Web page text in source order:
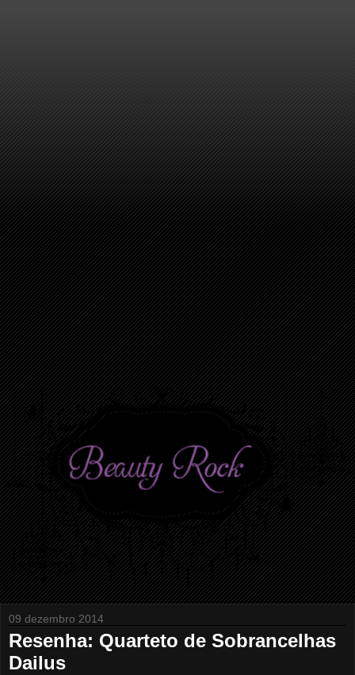
09 dezembro 2014
Resenha: Quarteto de Sobrancelhas
Dailus